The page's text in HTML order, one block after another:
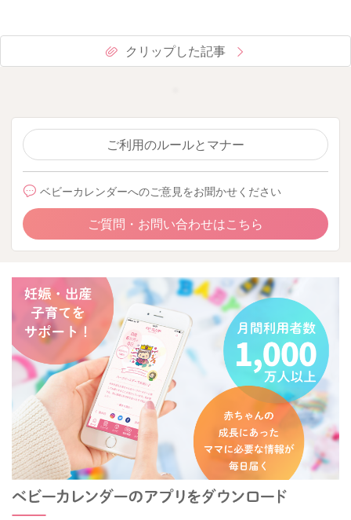
クリップした記事
ご利用のルールとマナー
ベビーカレンダーへのご意見をお聞かせください
ご質問・お問い合わせはこちら